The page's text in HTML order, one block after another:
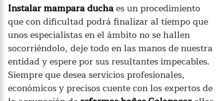
Instalar mampara duchaes un procedimiento
que con dificultad podrá finalizar al tiempo que
unos especialistas en el ámbito no se hallen
socorriéndolo, deje todo en las manos de nuestra
entidad y espere por sus resultantes impecables.
Siempre que desea servicios profesionales,
económicos y precisos cuente con los expertos de